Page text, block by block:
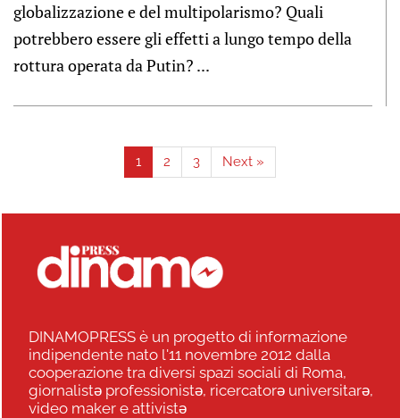
globalizzazione e del multipolarismo? Quali
potrebbero essere gli effetti a lungo tempo della
rottura operata da Putin? ...
1 2 3 Next »
DINAMOPRESS è un progetto di informazione
indipendente nato l'11 novembre 2012 dalla
cooperazione tra diversi spazi sociali di Roma,
giornalistə professionistə, ricercatorə universitarə,
video maker e attivistə